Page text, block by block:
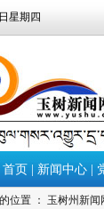
星期四
首页 新闻中心|
位置 ： 玉树州新闻